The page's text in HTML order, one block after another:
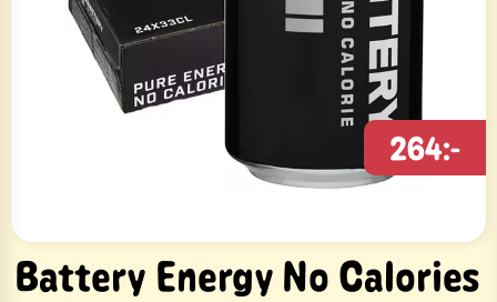
Battery Energy No Calories
264:-